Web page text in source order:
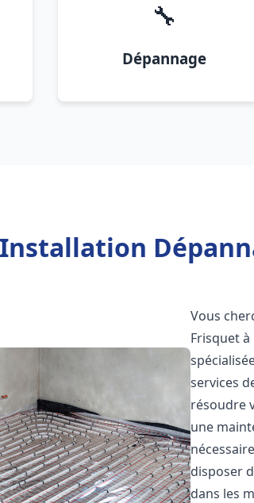
🔧
Dépannage
Vous
Frisquet à
services
résoudre
une
disposer
dans les